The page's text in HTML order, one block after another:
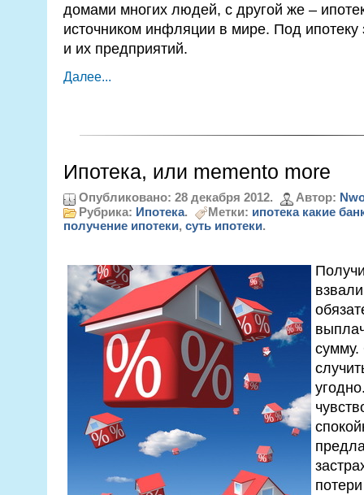
домами многих людей, с другой же –
источником инфляции в мире. Под ипотеку
и их предприятий.
Далее...
Ипотека, или memento more
Опубликовано: 28 декабря 2012. Автор:
Рубрика: Ипотека. Метки: ипотека какие
получение ипотеки, суть ипотеки.
сумму.